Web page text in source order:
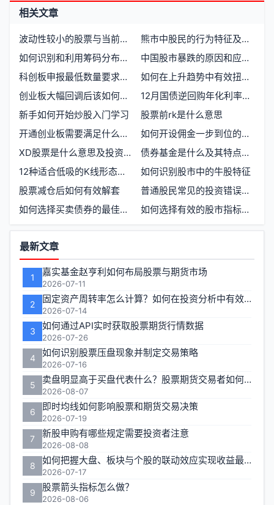
相关文章
波动性较小的股票与当前开户时机分析
熊市中股民的行为特征及应对策略
如何识别和利用筹码分布中的单峰密集形态
中国股市暴跌的原因和应对策略有哪些
科创板申报最低数量要求详解
如何在上升趋势中有效扭转亏损
创业板大幅回调后该如何应对持仓策略
12月国债逆回购年化利率是否会升高
新手如何开始炒股入门学习
股票前rk是什么意思
开通创业板需要满足什么条件才能享受低佣金
如何开设佣金一步到位的股票账户
XD股票是什么意思及投资者需注意的事项
债券基金是什么及其特点与优缺点
12种适合低吸的K线形态及其应用技巧
如何识别股市中的牛股特征
股票减仓后如何有效解套
普通股民常见的投资错误及避免方法
如何选择买卖债券的最佳时机
如何选择有效的股市指标以优化投资策略
功
能
区
最新文章
1 嘉实基金赵亨利如何布局股票与期货市场
2026-07-11
2 固定资产周转率怎么计算？如何在投资分析中有效运用？
2026-07-14
3 如何通过API实时获取股票期货行情数据
2026-07-26
4 如何识别股票压盘现象并制定交易策略
2026-07-16
5 卖盘明显高于买盘代表什么？股票期货交易者如何应对
2026-08-07
6 即时均线如何影响股票和期货交易决策
2026-07-19
7 新股申购有哪些规定需要投资者注意
2026-08-08
8 如何把握大盘、板块与个股的联动效应实现收益最大化？
2026-07-17
9 股票箭头指标怎么做？
2026-08-06